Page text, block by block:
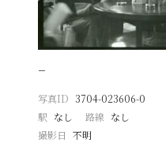
−
写真ID 3704-023606-0
駅 なし 路線 なし
撮影日
不明